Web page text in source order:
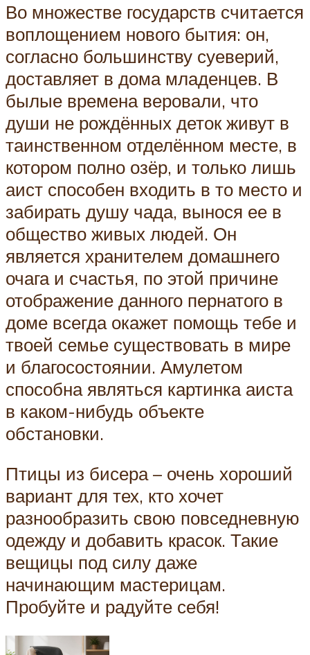
Во множестве государств считается
воплощением нового бытия: он,
согласно большинству суеверий,
доставляет в дома младенцев. В
былые времена веровали, что
души не рождённых деток живут в
таинственном отделённом месте, в
котором полно озёр, и только лишь
аист способен входить в то место и
забирать душу чада, вынося ее в
общество живых людей. Он
является хранителем домашнего
очага и счастья, по этой причине
отображение данного пернатого в
доме всегда окажет помощь тебе и
твоей семье существовать в мире
и благосостоянии. Амулетом
способна являться картинка аиста
в каком-нибудь объекте
обстановки.
Птицы из бисера – очень хороший
вариант для тех, кто хочет
разнообразить свою повседневную
одежду и добавить красок. Такие
вещицы под силу даже
начинающим мастерицам.
Пробуйте и радуйте себя!